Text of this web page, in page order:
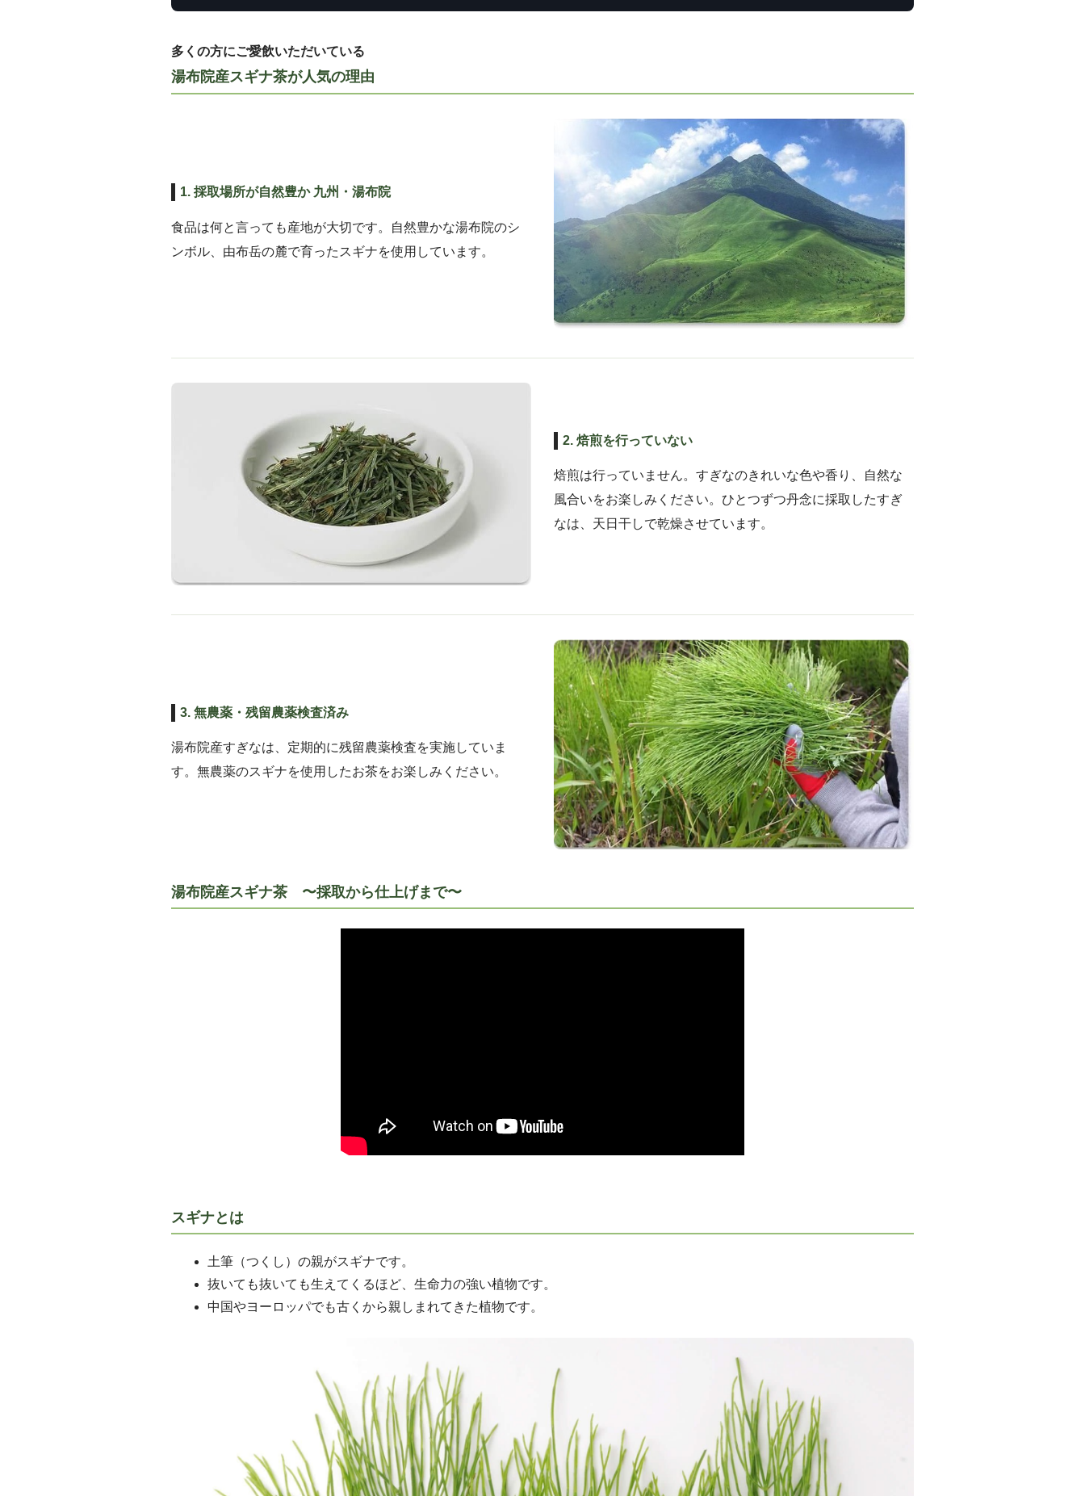
多くの方にご愛飲いただいている
湯布院産スギナ茶が人気の理由
1. 採取場所が自然豊か 九州・湯布院
食品は何と言っても産地が大切です。自然豊かな湯布院のシ
ンボル、由布岳の麓で育ったスギナを使用しています。
2. 焙煎を行っていない
焙煎は行っていません。すぎなのきれいな色や香り、自然な
風合いをお楽しみください。ひとつずつ丹念に採取したすぎ
なは、天日干しで乾燥させています。
3. 無農薬・残留農薬検査済み
湯布院産すぎなは、定期的に残留農薬検査を実施していま
す。無農薬のスギナを使用したお茶をお楽しみください。
湯布院産スギナ茶 〜採取から仕上げまで〜
スギナとは
土筆（つくし）の親がスギナです。
抜いても抜いても生えてくるほど、生命力の強い植物です。
中国やヨーロッパでも古くから親しまれてきた植物です。